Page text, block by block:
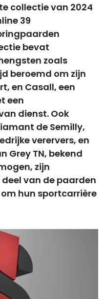
collectie van 2024
39
bevat
zoals
beroemd om zijn
en Casall, een
een
dienst. Ook
de Semilly,
verervers, en
Grey TN, bekend
zijn
van de paarden
hun sportcarrière